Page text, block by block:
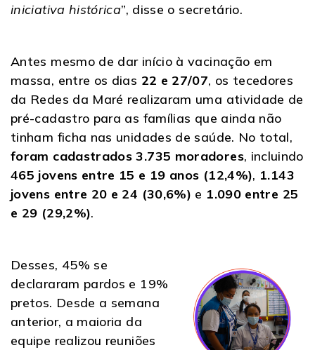
iniciativa histórica”, disse o secretário.
Antes mesmo de dar início à vacinação em
massa, entre os dias 22 e 27/07, os tecedores
da Redes da Maré realizaram uma atividade de
pré-cadastro para as famílias que ainda não
tinham ficha nas unidades de saúde. No total,
foram cadastrados 3.735 moradores, incluindo
465 jovens entre 15 e 19 anos (12,4%), 1.143
jovens entre 20 e 24 (30,6%) e 1.090 entre 25
e 29 (29,2%).
Desses, 45% se
declararam pardos e 19%
pretos. Desde a semana
anterior, a maioria da
equipe realizou reuniões